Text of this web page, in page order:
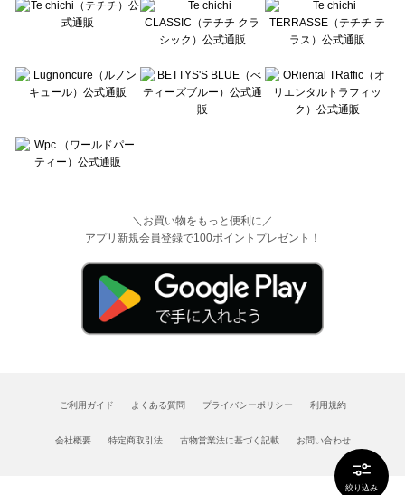
絞り込み
＼お買い物をもっと便利に／
アプリ新規会員登録で100ポイントプレゼント！
ご利用ガイド よくある質問 プライバシーポリシー 利用規約
会社概要 特定商取引法 古物営業法に基づく記載 お問い合わせ